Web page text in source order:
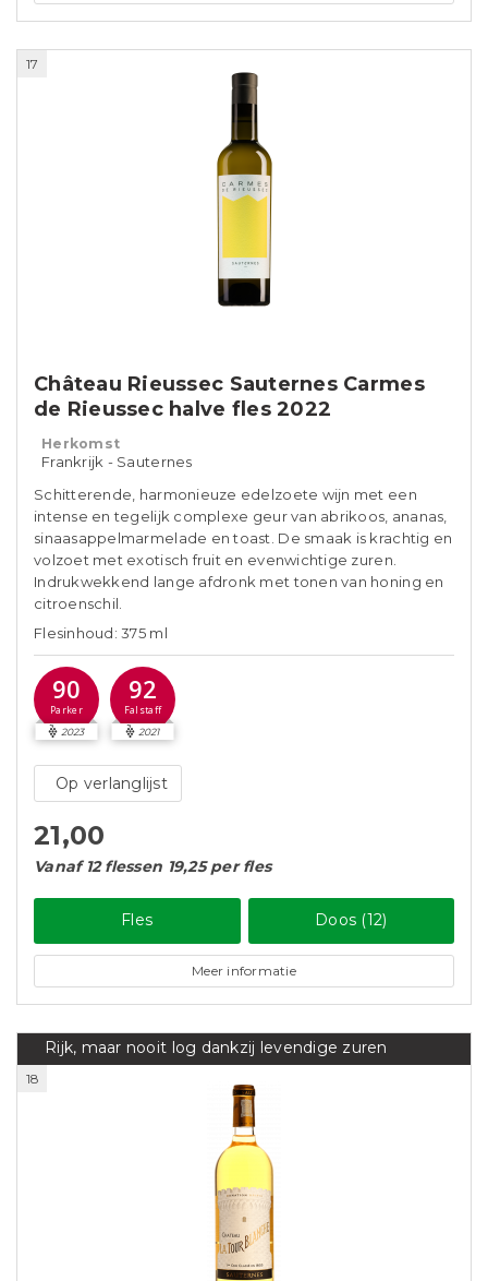
17
Château Rieussec Sauternes Carmes
de Rieussec halve fles 2022
Herkomst
Frankrijk - Sauternes
Schitterende, harmonieuze edelzoete wijn met een
intense en tegelijk complexe geur van abrikoos, ananas,
sinaasappelmarmelade en toast. De smaak is krachtig en
volzoet met exotisch fruit en evenwichtige zuren.
Indrukwekkend lange afdronk met tonen van honing en
citroenschil.
Flesinhoud: 375 ml
90
Parker
2023
92
Falstaff
2021
Op verlanglijst
21,00
Vanaf 12 flessen 19,25 per fles
Fles Doos (12)
Meer informatie
Rijk, maar nooit log dankzij levendige zuren
18